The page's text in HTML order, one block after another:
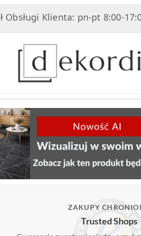
Klienta: pn-pt 8:00-17:00,
ZAKUPY
Trusted Shops